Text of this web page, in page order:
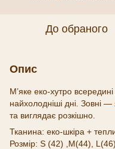
До обраного
Опис
М’яке еко-хутро
найхолодніші дні. Зовні
та виглядає розкішно.
Тканина: еко-шкіра +
Розмір: S (42) ,M(44), L(46)